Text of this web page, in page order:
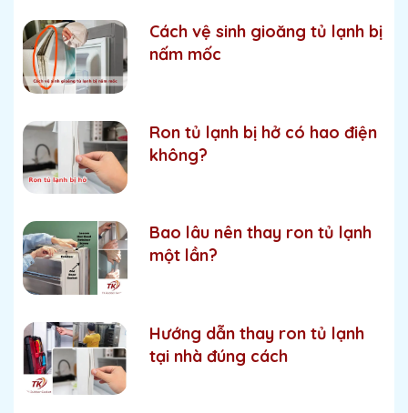
Cách vệ sinh gioăng tủ lạnh bị
nấm mốc
Ron tủ lạnh bị hở có hao điện
không?
Bao lâu nên thay ron tủ lạnh
một lần?
Hướng dẫn thay ron tủ lạnh
tại nhà đúng cách